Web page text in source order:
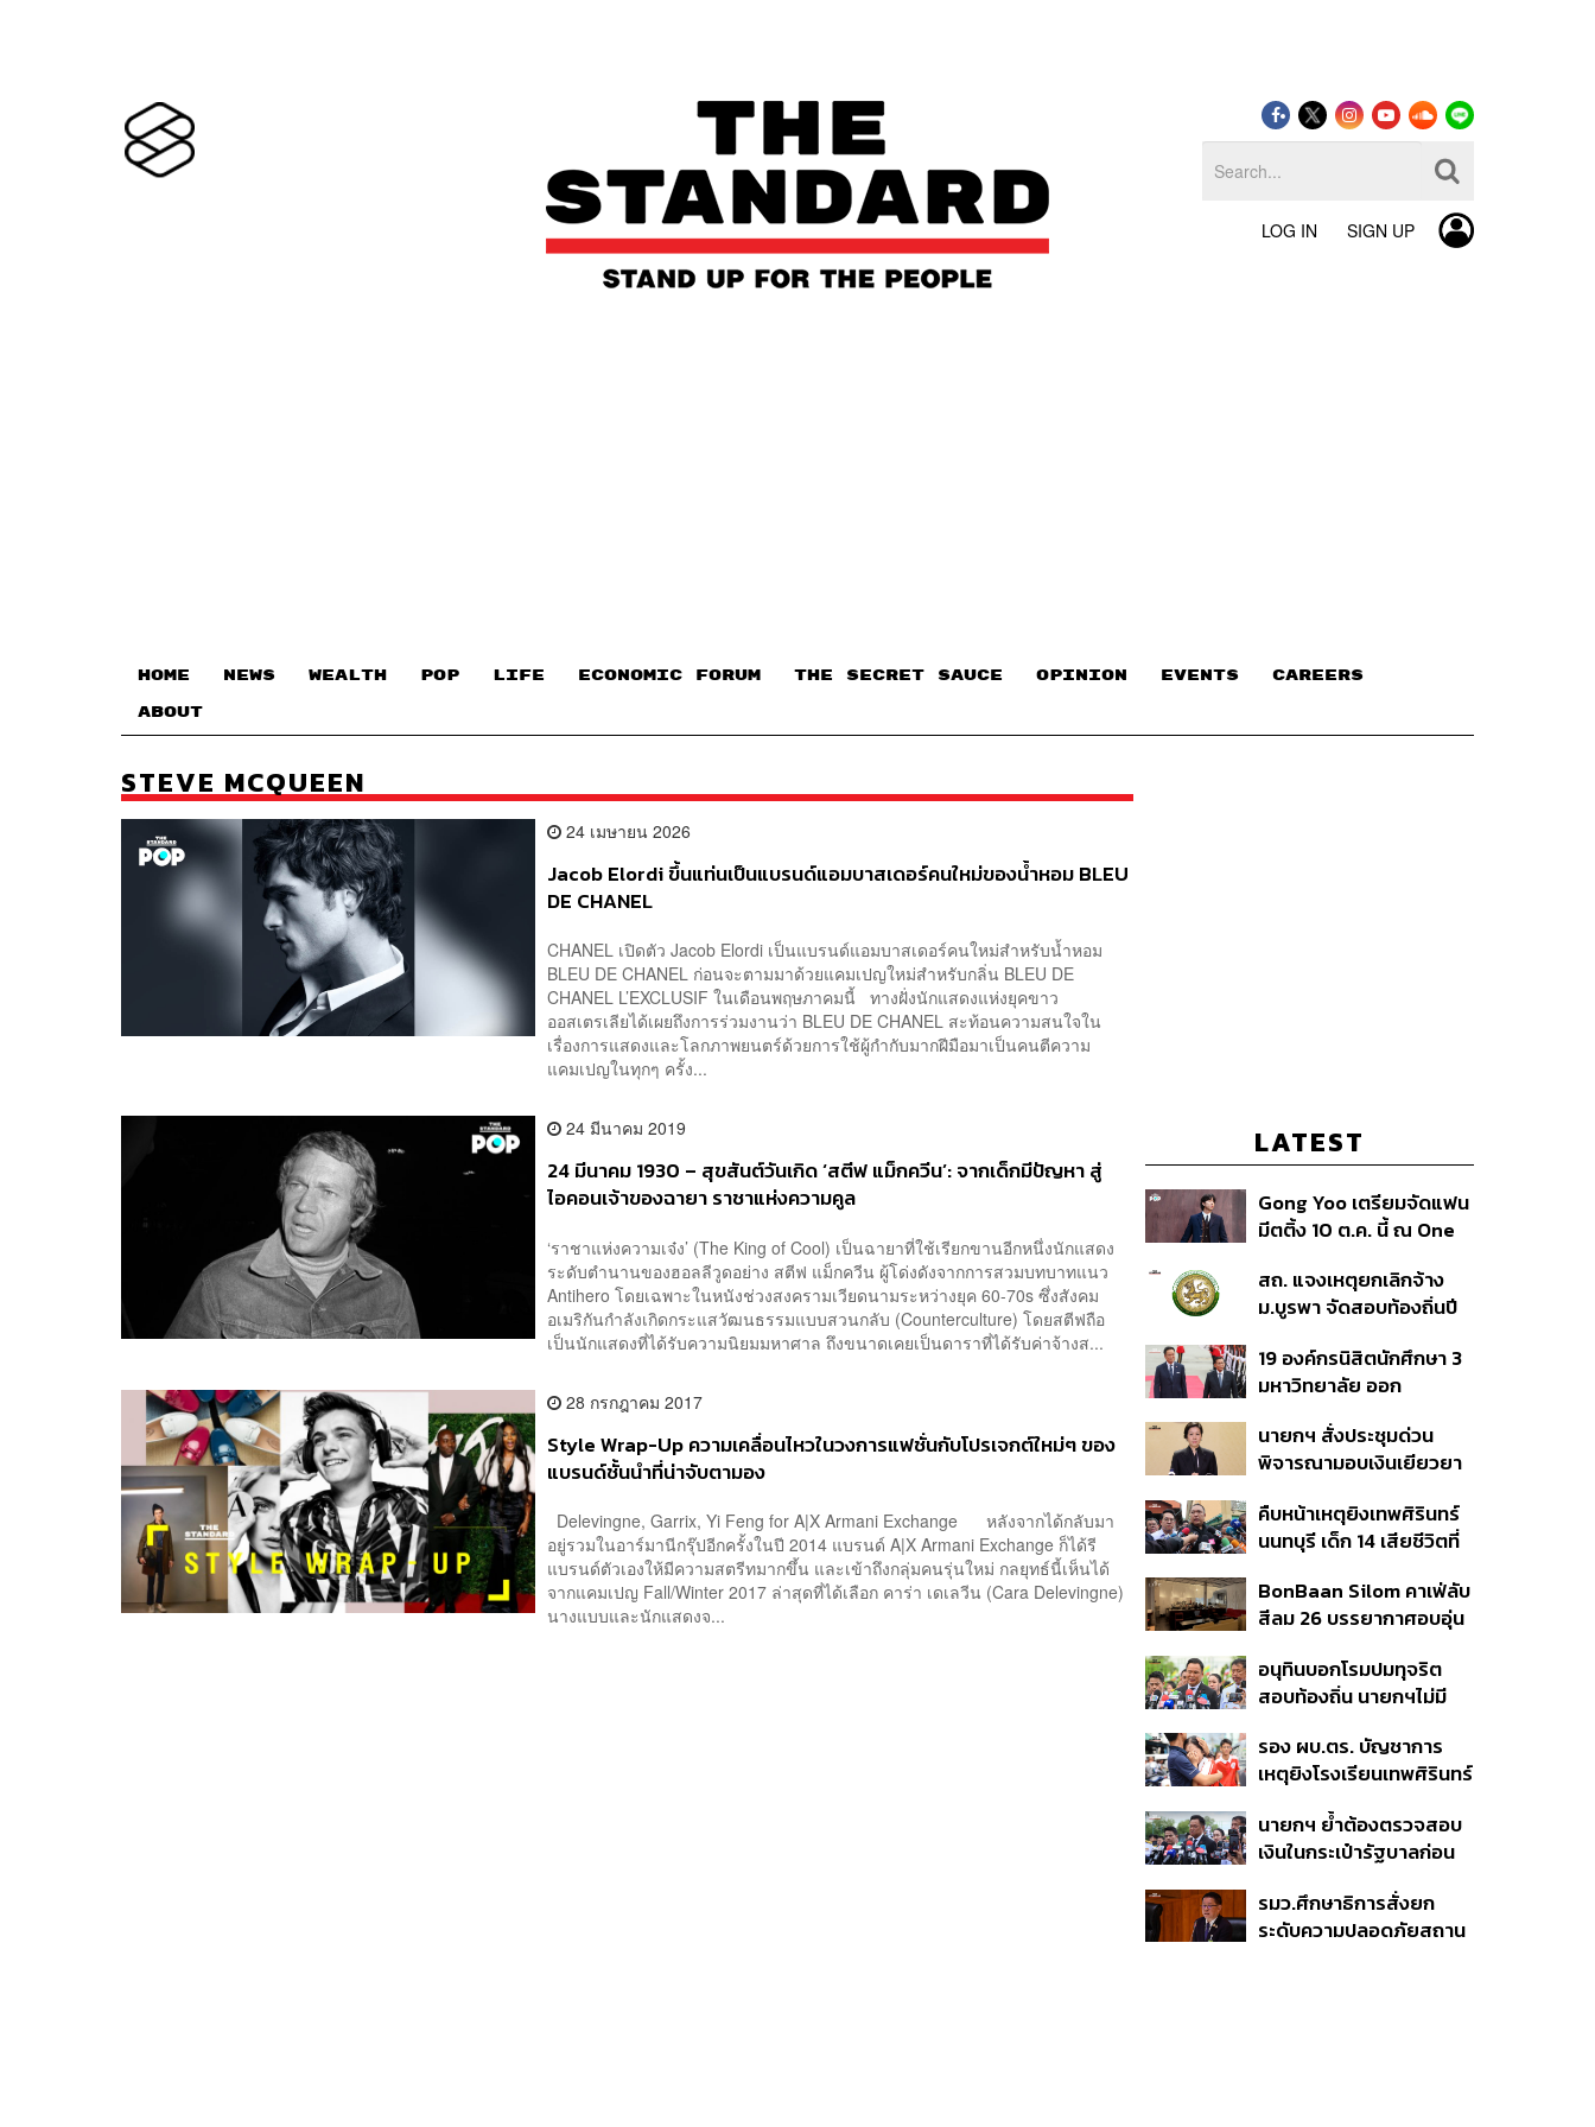
LOG IN SIGN UP
HOME NEWS WEALTH POP LIFE ECONOMIC FORUM THE SECRET SAUCE​ OPINION EVENTS CAREERS
ABOUT
STEVE MCQUEEN
24 เมษายน 2026
Jacob Elordi ขึ้นแท่นเป็นแบรนด์แอมบาสเดอร์คนใหม่ของน้ำหอม BLEU
DE CHANEL
CHANEL เปิดตัว Jacob Elordi เป็นแบรนด์แอมบาสเดอร์คนใหม่สำหรับน้ำหอม
BLEU DE CHANEL ก่อนจะตามมาด้วยแคมเปญใหม่สำหรับกลิ่น BLEU DE
CHANEL L’EXCLUSIF ในเดือนพฤษภาคมนี้ ทางฝั่งนักแสดงแห่งยุคขาว
ออสเตรเลียได้เผยถึงการร่วมงานว่า BLEU DE CHANEL สะท้อนความสนใจใน
เรื่องการแสดงและโลกภาพยนตร์ด้วยการใช้ผู้กำกับมากฝีมือมาเป็นคนตีความ
แคมเปญในทุกๆ ครั้ง...
24 มีนาคม 2019
24 มีนาคม 1930 – สุขสันต์วันเกิด ‘สตีฟ แม็กควีน’: จากเด็กมีปัญหา สู่
ไอคอนเจ้าของฉายา ราชาแห่งความคูล
‘ราชาแห่งความเจ๋ง’ (The King of Cool) เป็นฉายาที่ใช้เรียกขานอีกหนึ่งนักแสดง
ระดับตำนานของฮอลลีวูดอย่าง สตีฟ แม็กควีน ผู้โด่งดังจากการสวมบทบาทแนว
Antihero โดยเฉพาะในหนังช่วงสงครามเวียดนามระหว่างยุค 60-70s ซึ่งสังคม
อเมริกันกำลังเกิดกระแสวัฒนธรรมแบบสวนกลับ (Counterculture) โดยสตีฟถือ
เป็นนักแสดงที่ได้รับความนิยมมหาศาล ถึงขนาดเคยเป็นดาราที่ได้รับค่าจ้างส...
28 กรกฎาคม 2017
Style Wrap-Up ความเคลื่อนไหวในวงการแฟชั่นกับโปรเจกต์ใหม่ๆ ของ
แบรนด์ชั้นนำที่น่าจับตามอง
Delevingne, Garrix, Yi Feng for A|X Armani Exchange หลังจากได้กลับมา
อยู่รวมในอาร์มานีกรุ๊ปอีกครั้งในปี 2014 แบรนด์ A|X Armani Exchange ก็ได้รี
แบรนด์ตัวเองให้มีความสตรีทมากขึ้น และเข้าถึงกลุ่มคนรุ่นใหม่ กลยุทธ์นี้เห็นได้
จากแคมเปญ Fall/Winter 2017 ล่าสุดที่ได้เลือก คาร่า เดเลวีน (Cara Delevingne)
นางแบบและนักแสดงจ...
LATEST
Gong Yoo เตรียมจัดแฟน
มีตติ้ง 10 ต.ค. นี้ ณ One
สถ. แจงเหตุยกเลิกจ้าง
ม.บูรพา จัดสอบท้องถิ่นปี
19 องค์กรนิสิตนักศึกษา 3
มหาวิทยาลัย ออก
รัฐบาลต้อนรับ ‘มิน อ่อง
หล่าย’
นายกฯ สั่งประชุมด่วน
พิจารณามอบเงินเยียวยา
ลบ. ทุพพลภาพ 7 แสนบาท
บาดเจ็บสาหัส 2 แสนบาท
บาท
คืบหน้าเหตุยิงเทพศิรินทร์
นนทบุรี เด็ก 14 เสียชีวิตที่
เสียชีวิต 5 ราย เจ็บ 22
ราย
BonBaan Silom คาเฟ่ลับ
สีลม 26 บรรยากาศอบอุ่น
อนุทินบอกโรมปมทุจริต
สอบท้องถิ่น นายกฯไม่มี
คนผิดมาลงโทษ
รอง ผบ.ตร. บัญชาการ
เหตุยิงโรงเรียนเทพศิรินทร์
ยืนยันไร้คนติดค้าง พบศพ
ปู่-ย่าที่บ้านพักผู้ก่อเหตุ
นายกฯ ย้ำต้องตรวจสอบ
เงินในกระเป๋ารัฐบาลก่อน
เฟส 2 หรือปรับเกณฑ์
50:50 ยันเงินคงคลัง
รมว.ศึกษาธิการสั่งยก
ระดับความปลอดภัยสถาน